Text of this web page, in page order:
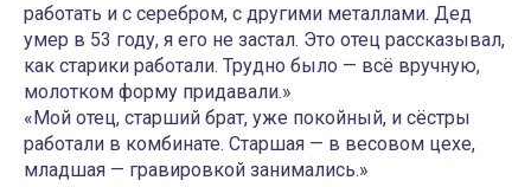
работать и с серебром, с другими металлами. Дед
умер в 53 году, я его не застал. Это отец рассказывал,
как старики работали. Трудно было — всё вручную,
молотком форму придавали.»
«Мой отец, старший брат, уже покойный, и сёстры
работали в комбинате. Старшая — в весовом цехе,
младшая — гравировкой занимались.»